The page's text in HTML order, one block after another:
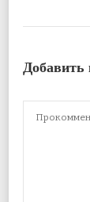
Добавить